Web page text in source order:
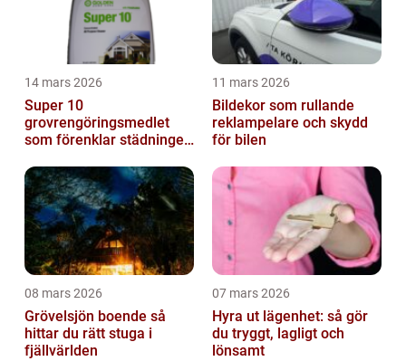
14 mars 2026
Super 10
grovrengöringsmedlet
som förenklar städningen
11 mars 2026
Bildekor som rullande
reklampelare och skydd
för bilen
08 mars 2026
Grövelsjön boende så
hittar du rätt stuga i
fjällvärlden
07 mars 2026
Hyra ut lägenhet: så gör
du tryggt, lagligt och
lönsamt